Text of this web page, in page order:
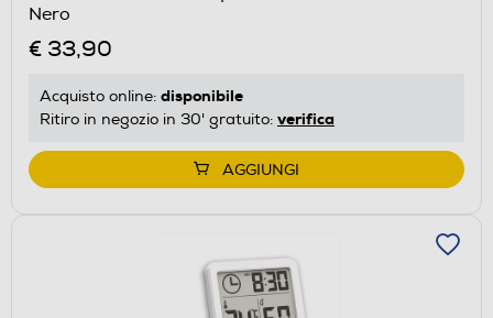
Nero
€ 33,90
Acquisto online: disponibile
Ritiro in negozio in 30' gratuito: verifica
AGGIUNGI